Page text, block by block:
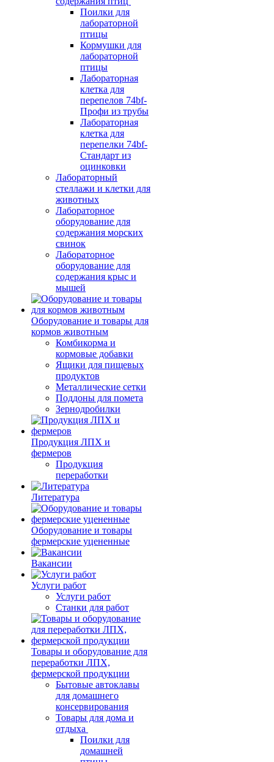
Поилки для
лабораторной
птицы
Кормушки для
лабораторной
птицы
Лабораторная
клетка для
перепелов 74bf-
Профи из трубы
Лабораторная
клетка для
перепелки 74bf-
Стандарт из
оцинковки
Лабораторный
стеллажи и клетки для
животных
Лабораторное
оборудование для
содержания морских
свинок
Лабораторное
оборудование для
содержания крыс и
мышей
Оборудование и товары для
кормов животным
Комбикорма и
кормовые добавки
Ящики для пищевых
продуктов
Металлические сетки
Поддоны для помета
Зернодробилки
Продукция ЛПХ и
фермеров
Продукция
переработки
Литература
Оборудование и товары
фермерские уцененные
Вакансии
Услуги работ
Услуги работ
Станки для работ
Товары и оборудование для
переработки ЛПХ,
фермерской продукции
Бытовые автоклавы
для домашнего
консервирования
Товары для дома и
отдыха
Поилки для
домашней